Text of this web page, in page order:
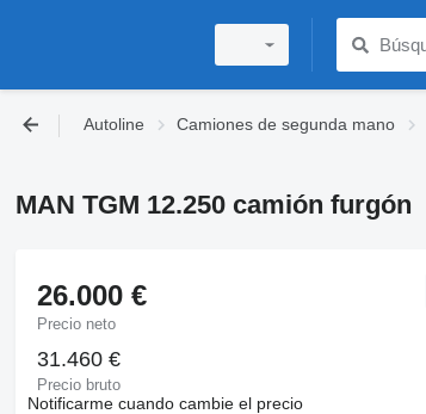
Autoline Camiones de segunda mano
MAN TGM 12.250 camión furgón
26.000 €
Precio neto
31.460 €
Precio bruto
Notificarme cuando cambie el precio